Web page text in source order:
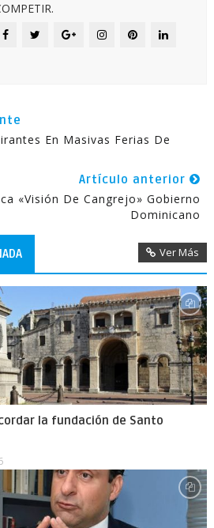
En Masivas Ferias De
Artículo anterior
«visión De Cangrejo» Gobierno
Dominicano
Ver Más
la fundación de Santo